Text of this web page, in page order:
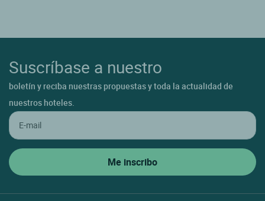
Suscríbase a nuestro
boletín y reciba nuestras propuestas y toda la actualidad de
nuestros hoteles.